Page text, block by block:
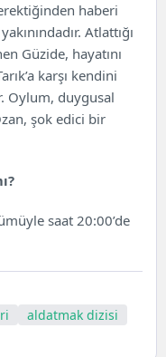
haberi
Atlattığı
Güzide, hayatını
karşı kendini
Oylum, duygusal
şok edici bir
saat 20:00’de
aldatmak dizisi